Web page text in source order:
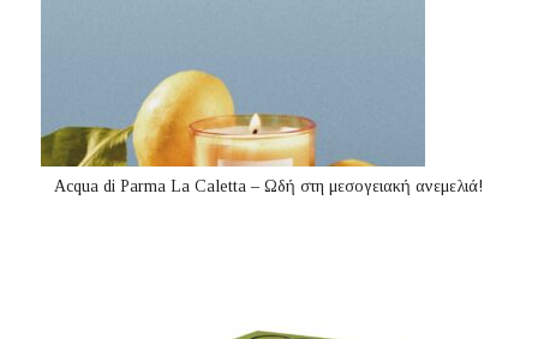
Acqua di Parma La Caletta – Ωδή στη μεσογειακή ανεμελιά!